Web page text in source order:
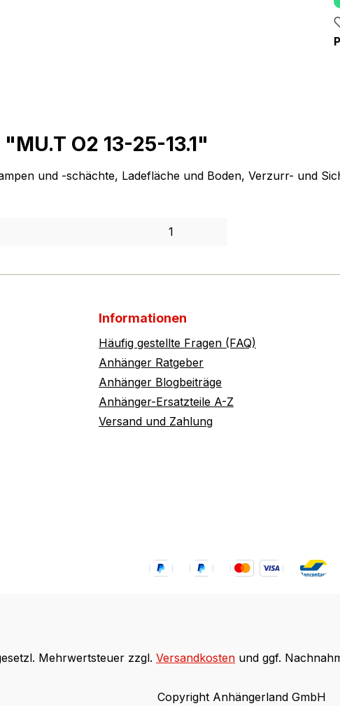
O2 13-25-13.1"
und -schächte, Ladefläche und Boden, Verzurr- und
1
Informationen
Häufig gestellte Fragen (FAQ)
Anhänger Ratgeber
Anhänger Blogbeiträge
Anhänger-Ersatzteile A-Z
Versand und Zahlung
Mehrwertsteuer zzgl. Versandkosten und ggf.
Copyright Anhängerland GmbH